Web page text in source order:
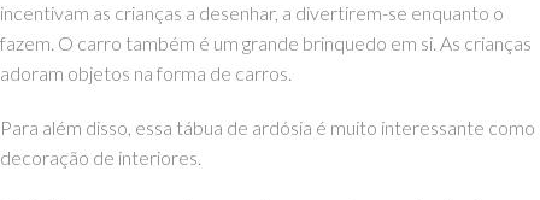
incentivam as crianças a desenhar, a divertirem-se enquanto o
fazem. O carro também é um grande brinquedo em si. As crianças
adoram objetos na forma de carros.
Para além disso, essa tábua de ardósia é muito interessante como
decoração de interiores.